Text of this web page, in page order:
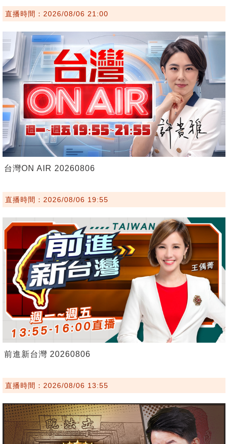
直播時間：2026/08/06 21:00
台灣ON AIR 20260806
直播時間：2026/08/06 19:55
前進新台灣 20260806
直播時間：2026/08/06 13:55